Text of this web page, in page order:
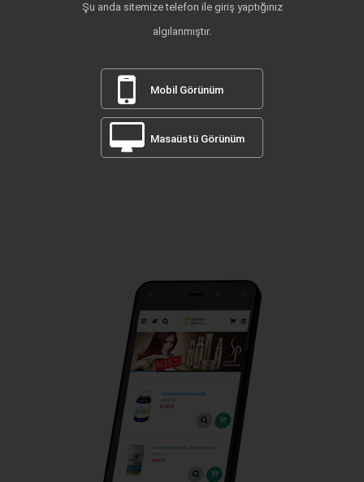
Şu anda sitemize telefon ile giriş yaptığınız
algılanmıştır.
Mobil Görünüm
Masaüstü Görünüm